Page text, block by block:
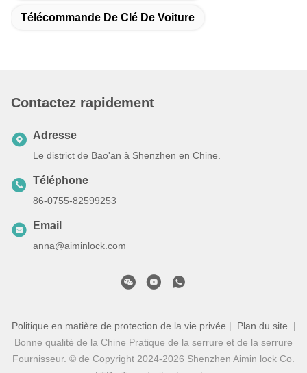
Télécommande De Clé De Voiture
Contactez rapidement
Adresse
Le district de Bao'an à Shenzhen en Chine.
Téléphone
86-0755-82599253
Email
anna@aiminlock.com
Politique en matière de protection de la vie privée | Plan du site |
Bonne qualité de la Chine Pratique de la serrure et de la serrure
Fournisseur. © de Copyright 2024-2026 Shenzhen Aimin lock Co.